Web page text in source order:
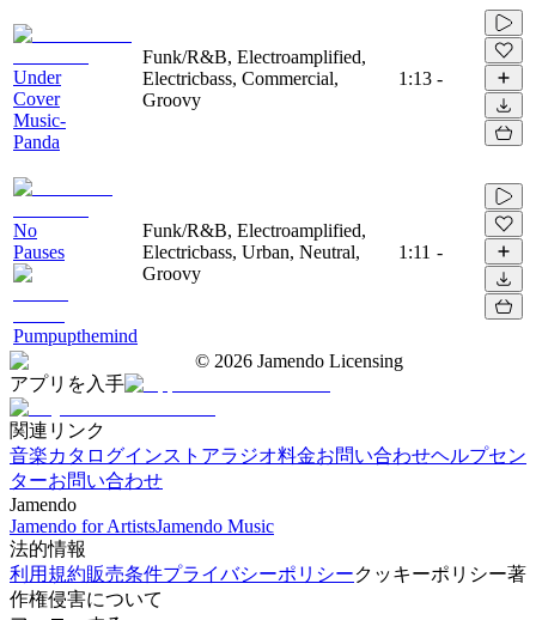
Under
Cover
Music-
Panda
Funk/R&B, Electroamplified,
Electricbass, Commercial,
Groovy
1:13 -
No
Pauses
Pumpupthemind
Funk/R&B, Electroamplified,
Electricbass, Urban, Neutral,
Groovy
1:11 -
© 2026 Jamendo Licensing
アプリを入手
関連リンク
音楽カタログインストアラジオ料金お問い合わせヘルプセン
ターお問い合わせ
Jamendo
Jamendo for ArtistsJamendo Music
法的情報
利用規約販売条件プライバシーポリシークッキーポリシー著
作権侵害について